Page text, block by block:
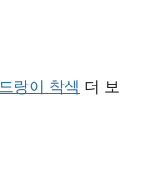
랑이 착색 더 보